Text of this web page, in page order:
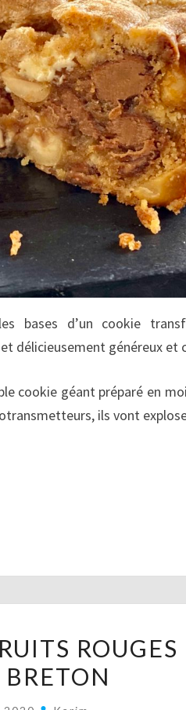
bases d’un cookie
délicieusement généreux et
cookie géant préparé en
ils vont
AUX
FRUITS
ROUGES